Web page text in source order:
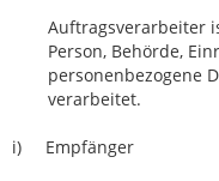
Auftragsverarbeiter
Person, Behörde,
personenbezogene
verarbeitet.
i) Empfänger